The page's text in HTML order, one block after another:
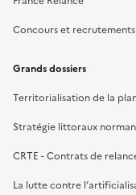
Concours et recrutements
Grands dossiers
Territorialisation de la
Stratégie littoraux
CRTE - Contrats de
La lutte contre